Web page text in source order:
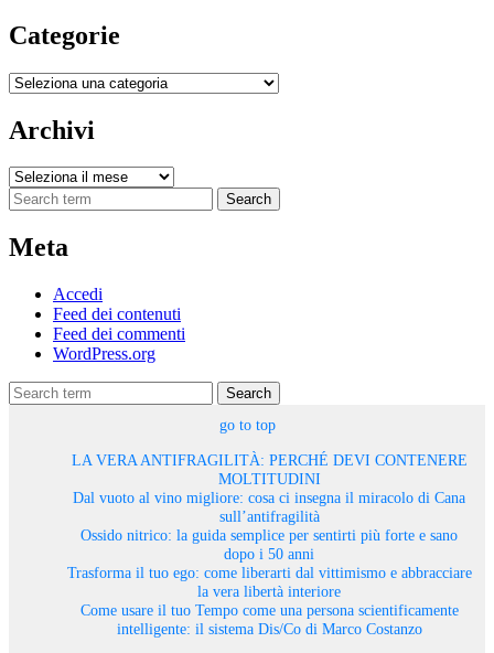
Categorie
Categorie
Archivi
Archivi
Search
Meta
Accedi
Feed dei contenuti
Feed dei commenti
WordPress.org
Search
go to top
LA VERA ANTIFRAGILITÀ: PERCHÉ DEVI CONTENERE
MOLTITUDINI
Dal vuoto al vino migliore: cosa ci insegna il miracolo di Cana
sull’antifragilità
Ossido nitrico: la guida semplice per sentirti più forte e sano
dopo i 50 anni
Trasforma il tuo ego: come liberarti dal vittimismo e abbracciare
la vera libertà interiore
Come usare il tuo Tempo come una persona scientificamente
intelligente: il sistema Dis/Co di Marco Costanzo